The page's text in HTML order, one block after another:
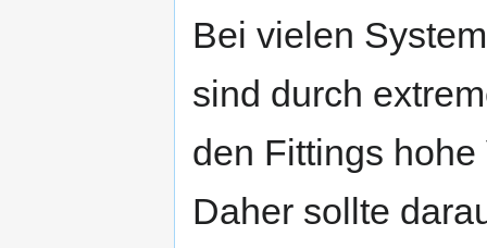
Bei vielen
sind durch
den Fittings
Daher sollte